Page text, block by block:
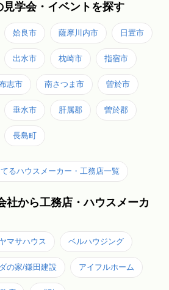
学会・イベントを探す
姶良市 薩摩川内市 日置市
出水市 枕崎市 指宿市
志市 南さつま市 曽於市
垂水市 肝属郡 曽於郡
長島町
るハウスメーカー・工務店一覧
社から工務店・ハウスメーカ
ヤマサハウス ベルハウジング
の家/鎌田建設 アイフルホーム